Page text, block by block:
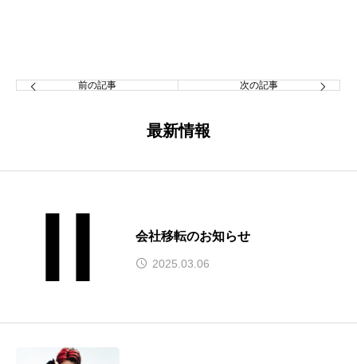
前の記事 次の記事
最新情報
会社移転のお知らせ
2025.03.06